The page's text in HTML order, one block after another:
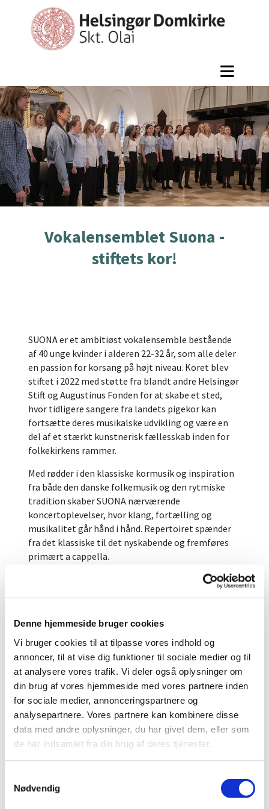
Denne hjemmeside bruger cookies
Vi bruger cookies til at tilpasse vores indhold og
annoncer, til at vise dig funktioner til sociale medier og til
at analysere vores trafik. Vi deler også oplysninger om
din brug af vores hjemmeside med vores partnere inden
for sociale medier, annonceringspartnere og
analysepartnere. Vores partnere kan kombinere disse
data med andre oplysninger, du har givet dem, eller som
de har indsamlet fra din brug af deres tjenester.
Nødvendig
Vokalensemblet Suona -
stiftets kor!
SUONA er et ambitiøst vokalensemble bestående
af 40 unge kvinder i alderen 22-32 år, som alle deler
en passion for korsang på højt niveau. Koret blev
stiftet i 2022 med støtte fra blandt andre Helsingør
Stift og Augustinus Fonden for at skabe et sted,
hvor tidligere sangere fra landets pigekor kan
fortsætte deres musikalske udvikling og være en
del af et stærkt kunstnerisk fællesskab inden for
folkekirkens rammer.
Med rødder i den klassiske kormusik og inspiration
fra både den danske folkemusik og den rytmiske
tradition skaber SUONA nærværende
koncertoplevelser, hvor klang, fortælling og
musikalitet går hånd i hånd. Repertoiret spænder
fra det klassiske til det nyskabende og fremføres
primært a cappella.
Koret ledes af dirigent Cille Buch, uddannet sanger
kunstneriske udtryk. Under hendes ledelse
samtidig med at fællesskab, tillid og sangglæde
står i centrum.
SUONA er drevet af frivillighed og engagement.
Sangerne er med til at forme korets udvikling
gennem et stærkt demokratisk fællesskab, hvor
ansvar, medbestemmelse og fælles ambitioner er
en naturlig del af hverdagen. Det er netop denne
SUONA til meget mere end et kor - det er et
fællesskab, hvor musikken får mennesker til at